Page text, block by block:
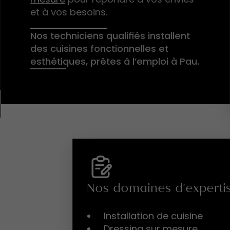
et à vos besoins.
Nos techniciens qualifiés installent
des cuisines fonctionnelles et
esthétiques, prêtes à l’emploi à Pau.
Nos domaines
Installation de cuisine